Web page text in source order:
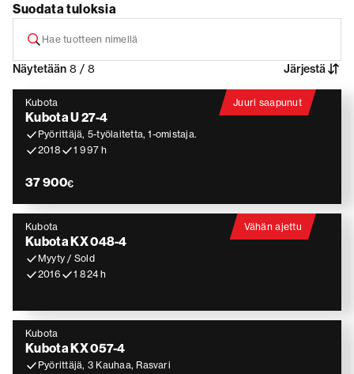
Suodata tuloksia
Näytetään 8 / 8 Järjestä
Kubota
Kubota U 27-4
Pyörittäjä, 5-työlaitetta, 1-omistaja.
2018
1 997 h
37 900€
Juuri saapunut
Kubota
Kubota KX 048-4
Myyty / Sold
2016
1 824 h
Vähän ajettu
Kubota
Kubota KX 057-4
Pyörittäjä, 3 Kauhaa, Rasvari